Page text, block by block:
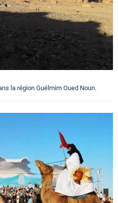
la région Guélmim Oued Noun.